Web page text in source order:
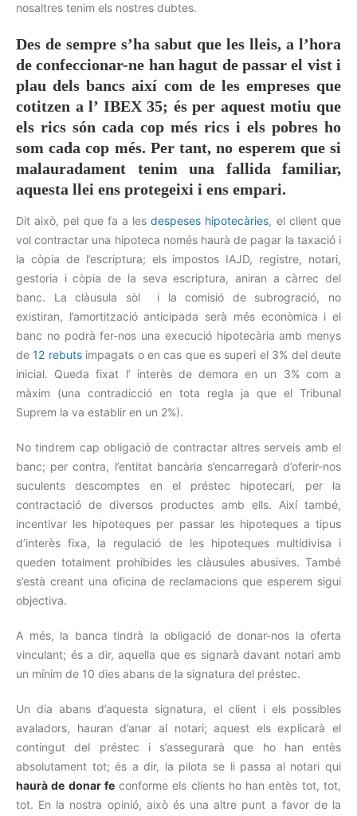
nosaltres tenim els nostres dubtes.
Des de sempre s’ha sabut que les lleis, a l’hora
de confeccionar-ne han hagut de passar el vist i
plau dels bancs així com de les empreses que
cotitzen a l’ IBEX 35; és per aquest motiu que
els rics són cada cop més rics i els pobres ho
som cada cop més. Per tant, no esperem que si
malauradament tenim una fallida familiar,
aquesta llei ens protegeixi i ens empari.
Dit això, pel que fa a lesdespeses hipotecàries, el client que
vol contractar una hipoteca només haurà de pagar la taxació i
la còpia de l’escriptura; els impostos IAJD, registre, notari,
gestoria i còpia de la seva escriptura, aniran a càrrec del
banc. La clàusula sòl i la comisió de subrogració, no
existiran, l’amortització anticipada serà més econòmica i el
banc no podrà fer-nos una execució hipotecària amb menys
de12 rebutsimpagats o en cas que es superi el 3% del deute
inicial. Queda fixat l’ interès de demora en un 3% com a
màxim (una contradicció en tota regla ja que el Tribunal
Suprem la va establir en un 2%).
No tindrem cap obligació de contractar altres serveis amb el
banc; per contra, l’entitat bancària s’encarregarà d’oferir-nos
suculents descomptes en el préstec hipotecari, per la
contractació de diversos productes amb ells. Així també,
incentivar les hipoteques per passar les hipoteques a tipus
d’interès fixa, la regulació de les hipoteques multidivisa i
queden totalment prohibides les clàusules abusives. També
s’està creant una oficina de reclamacions que esperem sigui
objectiva.
A més, la banca tindrà la obligació de donar-nos la oferta
vinculant; és a dir, aquella que es signarà davant notari amb
un mínim de 10 dies abans de la signatura del préstec.
Un dia abans d’aquesta signatura, el client i els possibles
avaladors, hauran d’anar al notari; aquest els explicarà el
contingut del préstec i s’assegurarà que ho han entès
absolutament tot; és a dir, la pilota se li passa al notari qui
haurà de donar feconforme els clients ho han entès tot, tot,
tot. En la nostra opinió, això és una altre punt a favor de la